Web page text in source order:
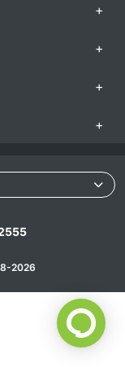
+
+
+
+
2026